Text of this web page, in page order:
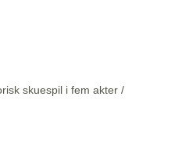
skuespil i fem akter /